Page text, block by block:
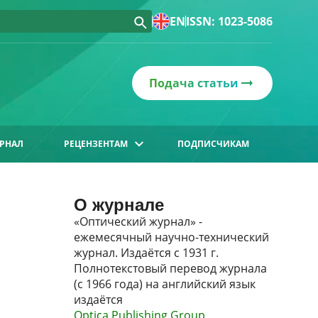
ENISSN: 1023-5086
Подача статьи
РЕЦЕНЗЕНТАМ ПОДПИСЧИКАМ
О журнале
«Оптический журнал» -
ежемесячный научно-технический
журнал. Издаётся с 1931 г.
Полнотекстовый перевод журнала
(с 1966 года) на английский язык
издаётся